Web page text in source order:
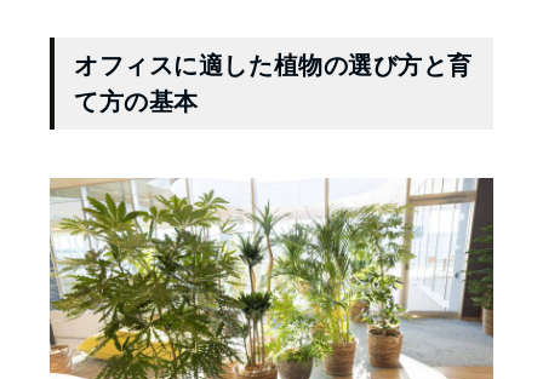
オフィスに適した植物の選び方と育
て方の基本